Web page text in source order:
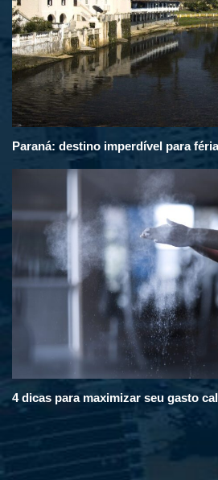
Paraná: destino imperdível para
4 dicas para maximizar seu gasto